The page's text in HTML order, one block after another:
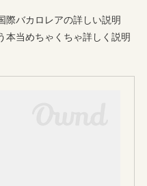
際バカロレアの詳しい説明
本当めちゃくちゃ詳しく説明